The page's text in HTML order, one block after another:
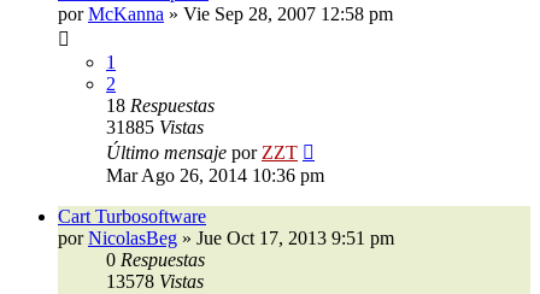
porMcKanna » Vie Sep 28, 2007 12:58 pm
1
2
18 Respuestas
31885 Vistas
Último mensaje por ZZT
Mar Ago 26, 2014 10:36 pm
Cart Turbosoftware
porNicolasBeg » Jue Oct 17, 2013 9:51 pm
0 Respuestas
13578 Vistas